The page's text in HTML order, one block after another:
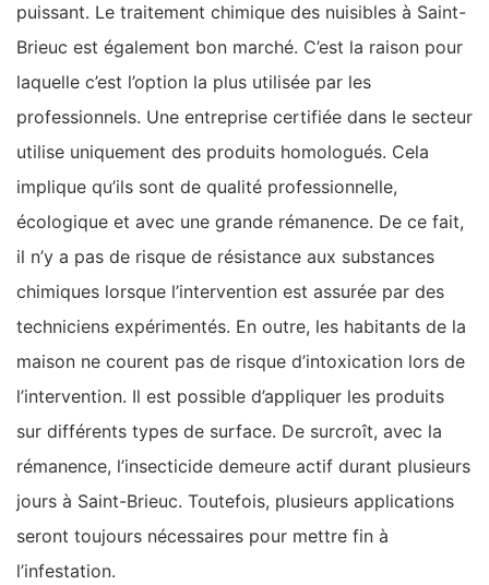
puissant. Le traitement chimique des nuisibles à Saint-
Brieuc est également bon marché. C’est la raison pour
laquelle c’est l’option la plus utilisée par les
professionnels. Une entreprise certifiée dans le secteur
utilise uniquement des produits homologués. Cela
implique qu’ils sont de qualité professionnelle,
écologique et avec une grande rémanence. De ce fait,
il n’y a pas de risque de résistance aux substances
chimiques lorsque l’intervention est assurée par des
techniciens expérimentés. En outre, les habitants de la
maison ne courent pas de risque d’intoxication lors de
l’intervention. Il est possible d’appliquer les produits
sur différents types de surface. De surcroît, avec la
rémanence, l’insecticide demeure actif durant plusieurs
jours à Saint-Brieuc. Toutefois, plusieurs applications
seront toujours nécessaires pour mettre fin à
l’infestation.